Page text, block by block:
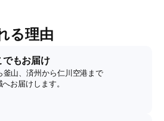
る理由
もお届け
釜山、済州から仁川空港まで
お届けします。